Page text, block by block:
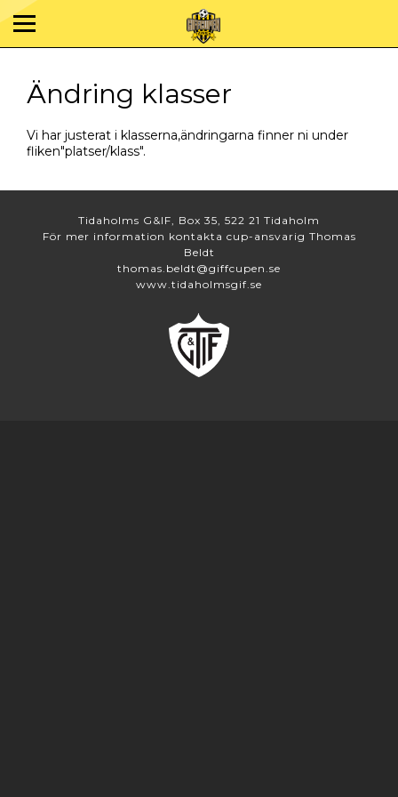
Ändring klasser
Vi har justerat i klasserna,ändringarna finner ni under
fliken"platser/klass".
Tidaholms G&IF, Box 35, 522 21 Tidaholm
För mer information kontakta cup-ansvarig Thomas
Beldt
thomas.beldt@giffcupen.se
www.tidaholmsgif.se